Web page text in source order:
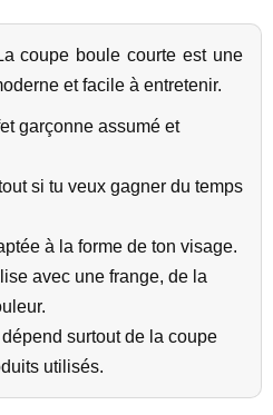
coupe boule courte est une
et facile à entretenir.
garçonne assumé et
si tu veux gagner du temps
à la forme de ton visage.
avec une frange, de la
surtout de la coupe
utilisés.